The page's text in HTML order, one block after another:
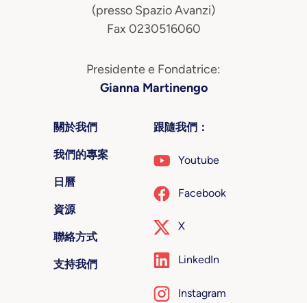
(presso Spazio Avanzi)
Fax 0230516060
Presidente e Fondatrice:
Gianna Martinengo
關於我們
我們的專案
日曆
資源
聯絡方式
支持我們
跟隨我們：
Youtube
Facebook
X
LinkedIn
Instagram